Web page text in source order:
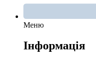
Меню
Інформація